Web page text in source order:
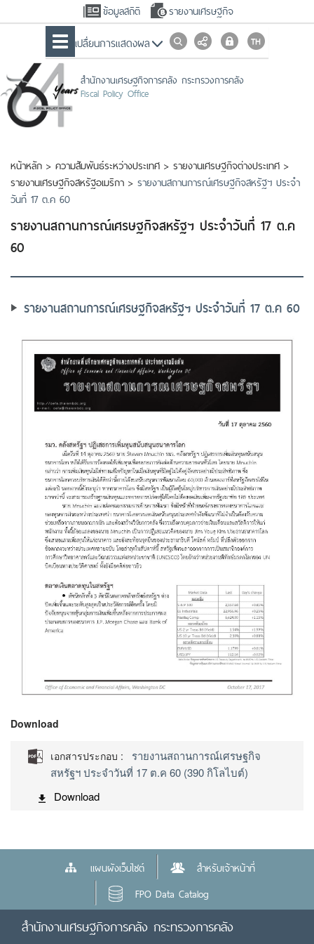
ข้อมูลสถิติ รายงานเศรษฐกิจ
เปลื่ยนการแสดงผล
สำนักงานเศรษฐกิจการคลัง กระทรวงการคลัง
Fiscal Policy Office
หน้าหลัก > ความสัมพันธ์ระหว่างประเทศ > รายงานเศรษฐกิจต่างประเทศ >
รายงานเศรษฐกิจสหรัฐอเมริกา > รายงานสถานการณ์เศรษฐกิจสหรัฐฯ ประจำ
วันที่ 17 ต.ค 60
รายงานสถานการณ์เศรษฐกิจสหรัฐฯ ประจำวันที่ 17 ต.ค
60
รายงานสถานการณ์เศรษฐกิจสหรัฐฯ ประจำวันที่ 17 ต.ค 60
Download
เอกสารประกอบ :
รายงานสถานการณ์เศรษฐกิจ
สหรัฐฯ ประจำวันที่ 17 ต.ค 60 (390 กิโลไบต์)
Download
แผนผังเว็บไซต์
สำหรับเจ้าหน้าที่
FPO Data Catalog
สำนักงานเศรษฐกิจการคลัง กระทรวงการคลัง